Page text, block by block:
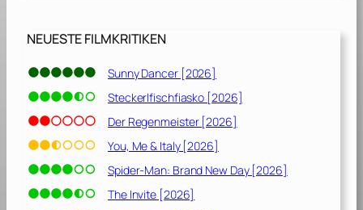
NEUESTE FILMKRITIKEN
Sunny Dancer [2026]
Steckerlfischfiasko [2026]
Der Regenmeister [2026]
You, Me & Italy [2026]
Spider-Man: Brand New Day [2026]
The Invite [2026]